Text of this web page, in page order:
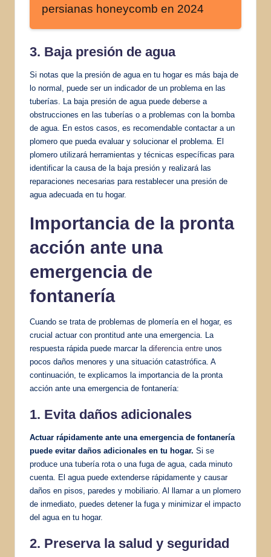
persianas honeycomb en 2024
3. Baja presión de agua
Si notas que la presión de agua en tu hogar es más baja de
lo normal, puede ser un indicador de un problema en las
tuberías. La baja presión de agua puede deberse a
obstrucciones en las tuberías o a problemas con la bomba
de agua. En estos casos, es recomendable contactar a un
plomero que pueda evaluar y solucionar el problema. El
plomero utilizará herramientas y técnicas específicas para
identificar la causa de la baja presión y realizará las
reparaciones necesarias para restablecer una presión de
agua adecuada en tu hogar.
Importancia de la pronta
acción ante una
emergencia de
fontanería
Cuando se trata de problemas de plomería en el hogar, es
crucial actuar con prontitud ante una emergencia. La
respuesta rápida puede marcar la diferencia entre unos
pocos daños menores y una situación catastrófica. A
continuación, te explicamos la importancia de la pronta
acción ante una emergencia de fontanería:
1. Evita daños adicionales
Actuar rápidamente ante una emergencia de fontanería
puede evitar daños adicionales en tu hogar. Si se
produce una tubería rota o una fuga de agua, cada minuto
cuenta. El agua puede extenderse rápidamente y causar
daños en pisos, paredes y mobiliario. Al llamar a un plomero
de inmediato, puedes detener la fuga y minimizar el impacto
del agua en tu hogar.
2. Preserva la salud y seguridad